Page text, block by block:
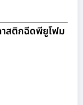
าสติกฉีดพียูโฟม